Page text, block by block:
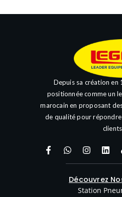
Depuis sa création en
positionnée comme un
marocain en proposant
de qualité pour
clients
Découvrez
Station